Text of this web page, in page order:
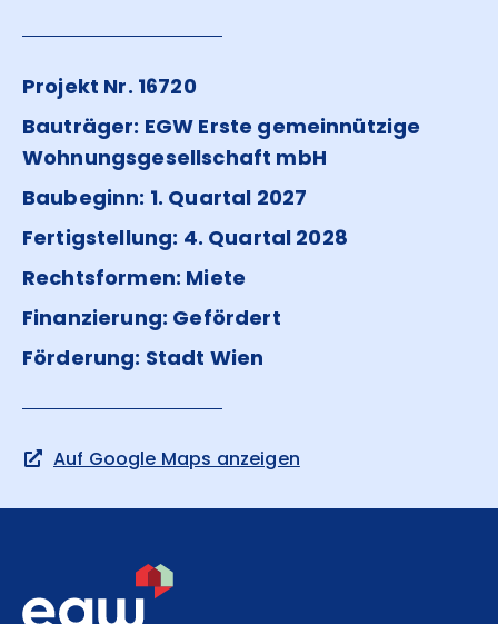
Projekt Nr. 16720
Bauträger: EGW Erste gemeinnützige
Wohnungsgesellschaft mbH
Baubeginn: 1. Quartal 2027
Fertigstellung: 4. Quartal 2028
Rechtsformen: Miete
Finanzierung: Gefördert
Förderung: Stadt Wien
Auf Google Maps anzeigen